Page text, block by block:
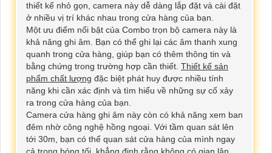
thiết kế nhỏ gọn, camera này dễ dàng lắp đặt và cài đặt
ở nhiều vị trí khác nhau trong cửa hàng của bạn.
Một ưu điểm nổi bật của Combo trọn bộ camera này là
khả năng ghi âm. Bạn có thể ghi lại các âm thanh xung
quanh trong cửa hàng, giúp bạn có thêm thông tin và
bằng chứng trong trường hợp cần thiết. Thiết kế sản
phẩm chất lượng đặc biệt phát huy được nhiều tính
năng khi cần xác định và tìm hiểu về những sự cố xảy
ra trong cửa hàng của bạn.
Camera cửa hàng ghi âm này còn có khả năng xem ban
đêm nhờ công nghệ hồng ngoại. Với tầm quan sát lên
tới 30m, bạn có thể quan sát cửa hàng của mình ngay